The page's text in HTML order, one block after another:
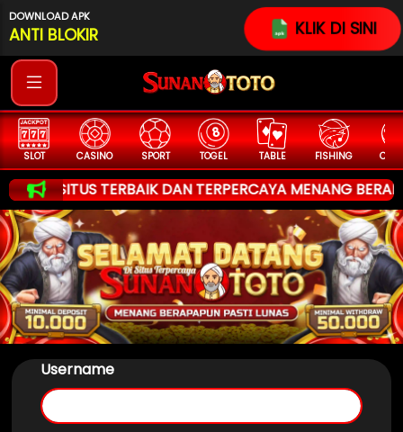
KLIK DI SINI
DOWNLOAD APK
ANTI BLOKIR
CASINO SPORT TOGEL TABLE FISHING COCK F.
TERBAIK DAN TERPERCAYA MENANG BERAPAPUN
Username